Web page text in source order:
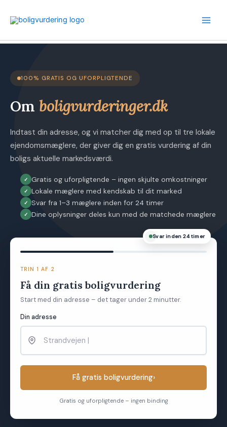
100% GRATIS OG UFORPLIGTENDE
Om boligvurderinger.dk
Indtast din adresse, og vi matcher dig med op til tre lokale
ejendomsmæglere, der giver dig en gratis vurdering af din
boligs aktuelle markedsværdi.
Gratis og uforpligtende – ingen skjulte omkostninger
Lokale mæglere med kendskab til dit marked
Svar fra 1–3 mæglere inden for 24 timer
Dine oplysninger deles kun med de matchede mæglere
TRIN 1 AF 2
Få din gratis boligvurdering
Start med din adresse – det tager under 2 minutter.
Din adresse
Få gratis boligvurdering›
Gratis og uforpligtende – ingen binding
Svar inden 24 timer